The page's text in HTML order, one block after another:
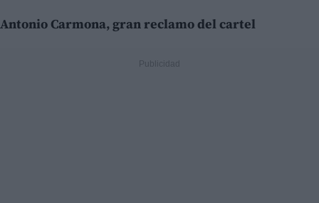
Antonio Carmona, gran reclamo del cartel